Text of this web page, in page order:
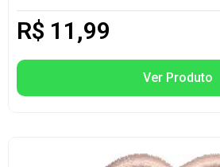
R$ 11,99
Ver Produto